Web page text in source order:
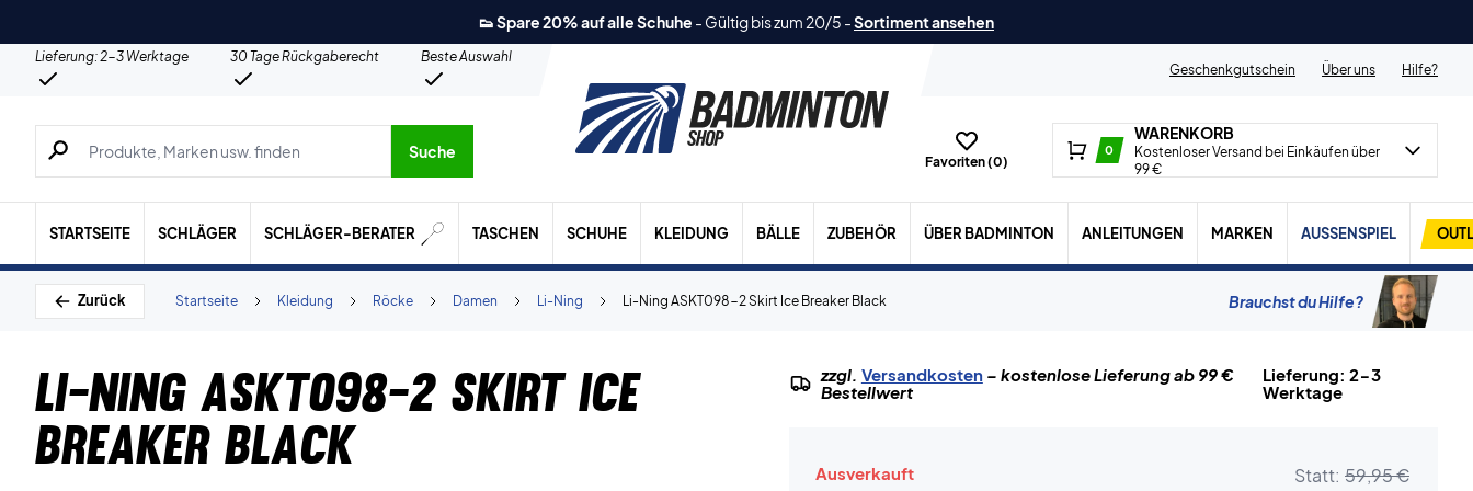
👟 Spare 20% auf alle Schuhe - Gültig bis zum 20/5 -Sortiment ansehen
Lieferung: 2-3 Werktage 30 Tage Rückgaberecht
Beste Auswahl
Geschenkgutschein
Über uns Hilfe?
Suche nach Produkten, Marken usw.
Suche
Favoriten (0)
0
WARENKORB
Kostenloser Versand bei Einkäufen über
99 €
STARTSEITE SCHLÄGER SCHLÄGER-BERATER TASCHEN SCHUHE KLEIDUNG BÄLLE ZUBEHÖR ÜBER BADMINTON ANLEITUNGEN MARKEN AUSSENSPIEL
Zurück Li-Ning ASKT098-2 Skirt Ice Breaker Black
Li-Ning
Damen
Röcke
Kleidung
Startseite Brauchst du Hilfe?
Li-Ning ASKT098-2 Skirt Ice
Breaker Black
zzgl. Versandkosten– kostenlose Lieferung ab 99 €
Bestellwert
Lieferung: 2-3
Werktage
Ausverkauft Statt: 59,95 €